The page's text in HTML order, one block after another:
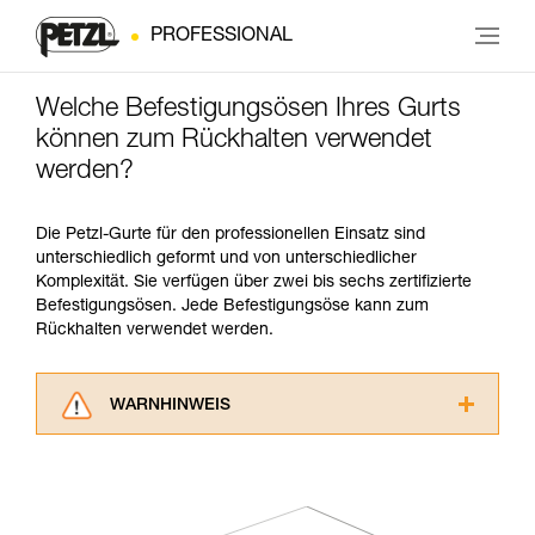
PROFESSIONAL
Welche Befestigungsösen Ihres Gurts
können zum Rückhalten verwendet
werden?
Die Petzl-Gurte für den professionellen Einsatz sind
unterschiedlich geformt und von unterschiedlicher
Komplexität. Sie verfügen über zwei bis sechs zertifizierte
Befestigungsösen. Jede Befestigungsöse kann zum
Rückhalten verwendet werden.
WARNHINWEIS
ziehen. Um diese Zusatzinformationen